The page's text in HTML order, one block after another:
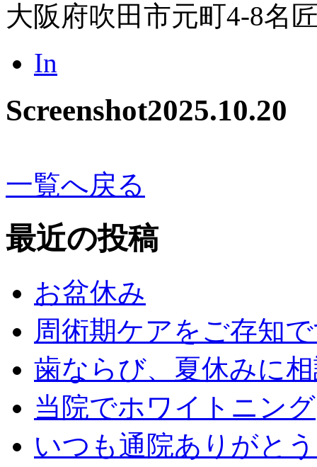
大阪府吹田市元町4-8名
In
Screenshot2025.10.20
一覧へ戻る
最近の投稿
お盆休み
周術期ケアをご存知
歯ならび、夏休みに
当院でホワイトニング
いつも通院ありがと